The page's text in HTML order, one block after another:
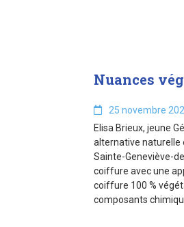
Nuances
25 novembre
Elisa Brieux, jeune
alternative naturelle
Sainte-Geneviève-
coiffure avec une
coiffure 100 %
composants